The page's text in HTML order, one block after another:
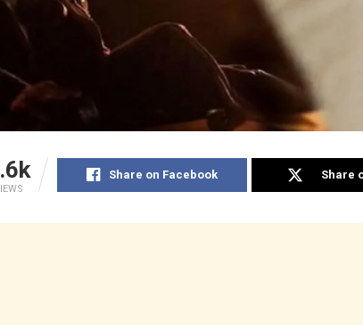
Share on Facebook Share